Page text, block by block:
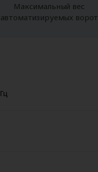
Максимальный вес
автоматизируемых ворот